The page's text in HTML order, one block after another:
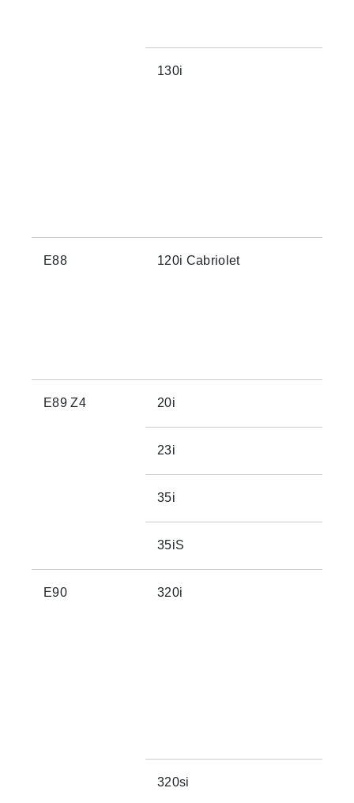
130i
E88 120i Cabriolet
E89 Z4 20i
23i
35i
35iS
E90 320i
320si